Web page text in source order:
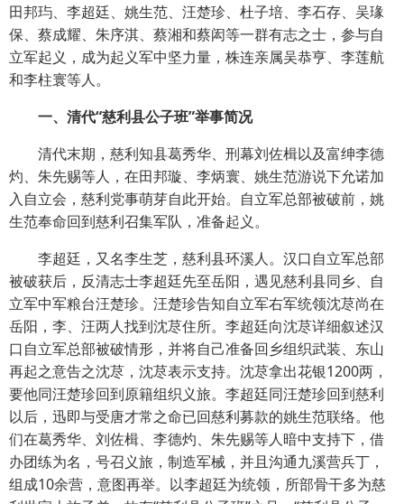
田邦玙、李超廷、姚生范、汪楚珍、杜子培、李石存、吴瑑
保、蔡成耀、朱序淇、蔡湘和蔡闳等一群有志之士，参与自
立军起义，成为起义军中坚力量，株连亲属吴恭亨、李莲航
和李柱寰等人。
一、清代“慈利县公子班”举事简况
清代末期，慈利知县葛秀华、刑幕刘佐楫以及富绅李德
灼、朱先赐等人，在田邦璇、李炳寰、姚生范游说下允诺加
入自立会，慈利党事萌芽自此开始。自立军总部被破前，姚
生范奉命回到慈利召集军队，准备起义。
李超廷，又名李生芝，慈利县环溪人。汉口自立军总部
被破获后，反清志士李超廷先至岳阳，遇见慈利县同乡、自
立军中军粮台汪楚珍。汪楚珍告知自立军右军统领沈荩尚在
岳阳，李、汪两人找到沈荩住所。李超廷向沈荩详细叙述汉
口自立军总部被破情形，并将自己准备回乡组织武装、东山
再起之意告之沈荩，沈荩表示支持。沈荩拿出花银1200两，
要他同汪楚珍回到原籍组织义旅。李超廷同汪楚珍回到慈利
以后，迅即与受唐才常之命已回慈利募款的姚生范联络。他
们在葛秀华、刘佐楫、李德灼、朱先赐等人暗中支持下，借
办团练为名，号召义旅，制造军械，并且沟通九溪营兵丁，
组成10余营，意图再举。以李超廷为统领，所部骨干多为慈